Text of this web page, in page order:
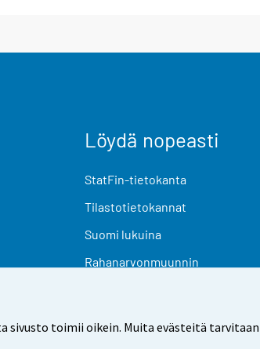
toimii oikein. Muita evästeitä
Löydä nopeasti
StatFin-tietokanta
Tilastotietokannat
Suomi lukuina
Rahanarvonmuunnin